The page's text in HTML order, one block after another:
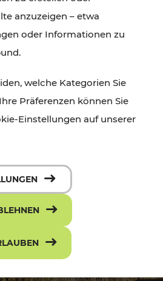
anzuzeigen – etwa
oder Informationen zu
welche Kategorien Sie
Präferenzen können Sie
Einstellungen auf unserer